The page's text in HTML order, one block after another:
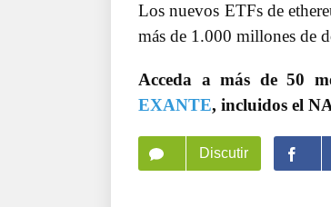
Los nuevos ETFs de
más de 1.000 millones de
Acceda a más de 50
EXANTE, incluidos el
Discutir